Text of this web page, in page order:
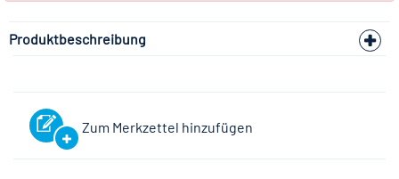
Produktbeschreibung
Zum Merkzettel hinzufügen